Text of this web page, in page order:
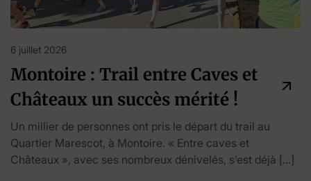
6 juillet 2026
Montoire : Trail entre Caves et
Châteaux un succès mérité !
Un millier de personnes ont pris le départ du trail au
Quartier Marescot, à Montoire. « Entre caves et
Châteaux », avec ses nombreux dénivelés, s’est déjà […]